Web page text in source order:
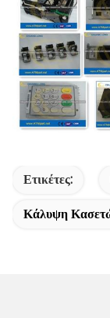
Ετικέτες:
Κάλυψη